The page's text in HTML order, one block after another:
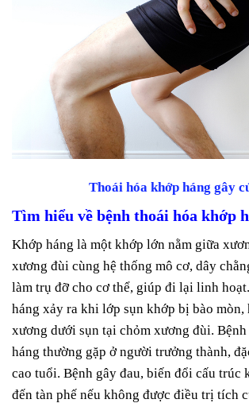
Thoái hóa khớp háng gây
Tìm hiểu về bệnh thoái hóa khớp
Khớp háng là một khớp lớn nằm giữa
xương đùi cùng hệ thống mô cơ, dây
làm trụ đỡ cho cơ thể, giúp đi lại linh
háng xảy ra khi lớp sụn khớp bị bào mòn,
xương dưới sụn tại chỏm xương đùi.
háng thường gặp ở người trưởng thành,
cao tuổi. Bệnh gây đau, biến đổi cấu trúc
đến tàn phế nếu không được điều trị tích